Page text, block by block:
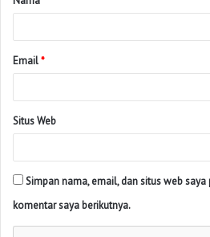
Email*
Situs Web
Simpan nama, email, dan situs web
komentar saya berikutnya.